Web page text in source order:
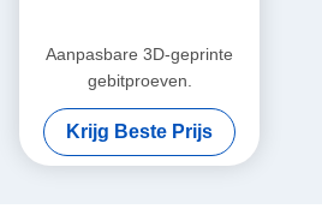
Aanpasbare 3D-geprinte
gebitproeven.
Krijg Beste Prijs